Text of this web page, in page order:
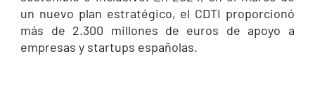
un nuevo plan estratégico, el CDTI proporcionó
más de 2.300 millones de euros de apoyo a
empresas y startups españolas.